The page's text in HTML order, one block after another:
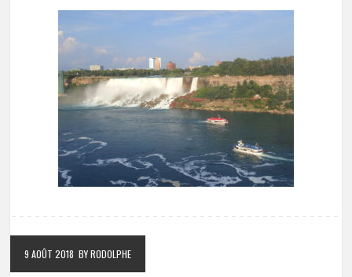
9 AOÛT 2018 BY RODOLPHE